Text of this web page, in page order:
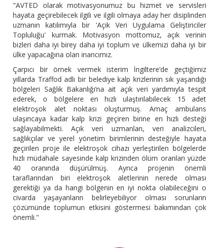
"AVTED olarak motivasyonumuz bu hizmet ve servisleri
hayata geçirebilecek ilgili ve ilgili olmaya aday her disiplinden
uzmanın katılımıyla bir 'Açık Veri Uygulama Geliştiriciler
Topluluğu' kurmak. Motivasyon mottomuz, açık verinin
bizleri daha iyi birey daha iyi toplum ve ülkemizi daha iyi bir
ülke yapacağına olan inancımız.
Çarpıcı bir örnek vermek isterim İngiltere’de geçtiğimiz
yıllarda Traffod adlı bir belediye kalp krizlerinin sık yaşandığı
bölgeleri Sağlık Bakanlığı’na ait açık veri yardımıyla tespit
ederek, o bölgelere en hızlı ulaştırılabilecek 15 adet
elektroşok alet noktası oluşturmuş. Amaç ambulans
ulaşıncaya kadar kalp krizi geçiren birine en hızlı desteği
sağlayabilmekti. Açık veri uzmanları, veri analizcileri,
sağlıkçılar ve yerel yönetim birimlerinin desteğiyle hayata
geçirilen proje ile elektroşok cihazı yerleştirilen bölgelerde
hızlı müdahale sayesinde kalp krizinden ölüm oranları yüzde
40 oranında düşürülmüş. Ayrıca projenin önemli
taraflarından biri elektroşok aletlerinin nerede olması
gerektiği ya da hangi bölgenin en iyi nokta olabileceğini o
civarda yaşayanların belirleyebiliyor olması sorunların
çözümünde toplumun etkisini göstermesi bakımından çok
önemli."